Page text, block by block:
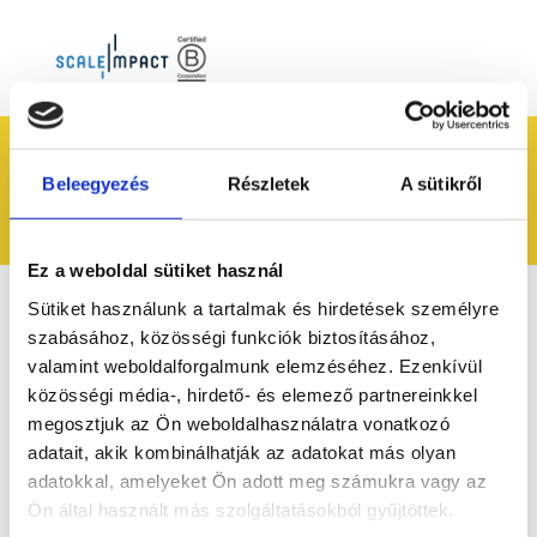
Beleegyezés Részletek A sütikről
Ez a weboldal sütiket használ
Sütiket használunk a tartalmak és hirdetések személyre
szabásához, közösségi funkciók biztosításához,
valamint weboldalforgalmunk elemzéséhez. Ezenkívül
közösségi média-, hirdető- és elemező partnereinkkel
megosztjuk az Ön weboldalhasználatra vonatkozó
adatait, akik kombinálhatják az adatokat más olyan
adatokkal, amelyeket Ön adott meg számukra vagy az
Ön által használt más szolgáltatásokból gyűjtöttek.
Címke: tanácsadó
testület